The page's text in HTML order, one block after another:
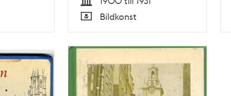
Tid
Typ
Bildkonst